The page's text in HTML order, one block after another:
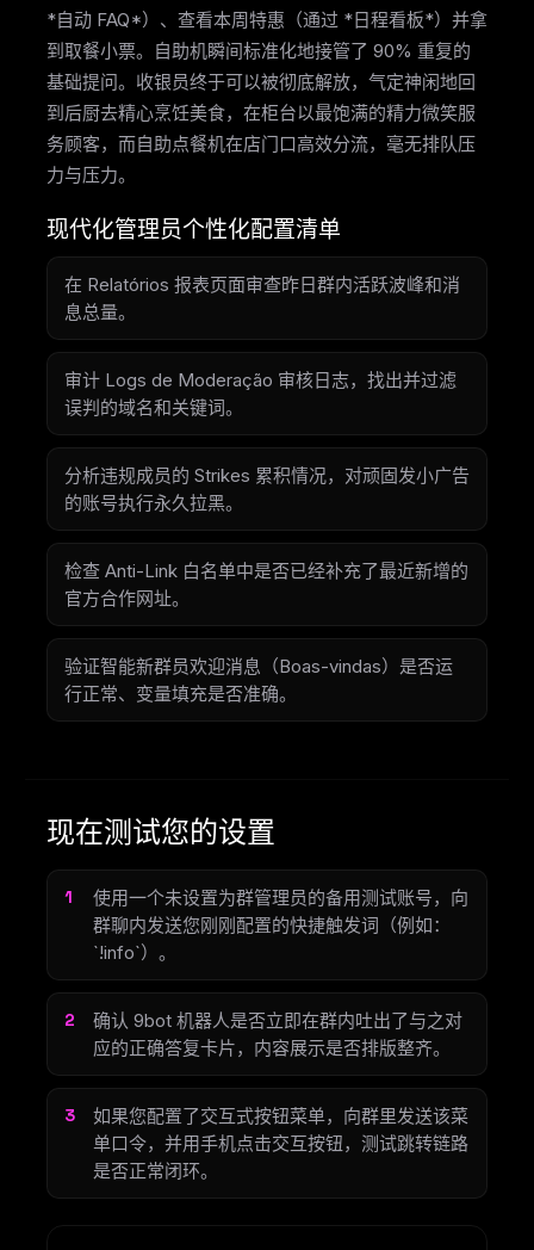
*自动 FAQ*）、查看本周特惠（通过 *日程看板*）并拿
到取餐小票。自助机瞬间标准化地接管了 90% 重复的
基础提问。收银员终于可以被彻底解放，气定神闲地回
到后厨去精心烹饪美食，在柜台以最饱满的精力微笑服
务顾客，而自助点餐机在店门口高效分流，毫无排队压
力与压力。
现代化管理员个性化配置清单
在 Relatórios 报表页面审查昨日群内活跃波峰和消
息总量。
审计 Logs de Moderação 审核日志，找出并过滤
误判的域名和关键词。
分析违规成员的 Strikes 累积情况，对顽固发小广告
的账号执行永久拉黑。
检查 Anti-Link 白名单中是否已经补充了最近新增的
官方合作网址。
验证智能新群员欢迎消息（Boas-vindas）是否运
行正常、变量填充是否准确。
现在测试您的设置
使用一个未设置为群管理员的备用测试账号，向
群聊内发送您刚刚配置的快捷触发词（例如：
`!info`）。
确认 9bot 机器人是否立即在群内吐出了与之对
应的正确答复卡片，内容展示是否排版整齐。
如果您配置了交互式按钮菜单，向群里发送该菜
单口令，并用手机点击交互按钮，测试跳转链路
是否正常闭环。